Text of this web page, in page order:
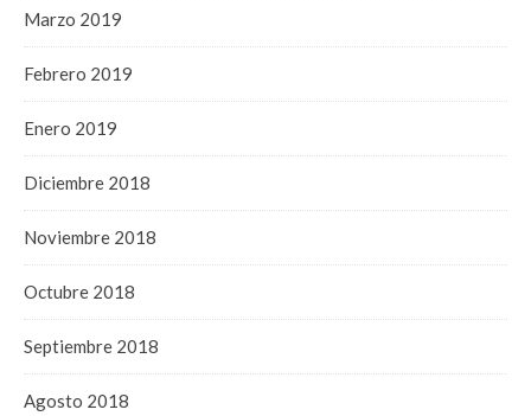
Marzo 2019
Febrero 2019
Enero 2019
Diciembre 2018
Noviembre 2018
Octubre 2018
Septiembre 2018
Agosto 2018